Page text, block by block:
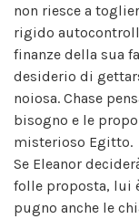
non riesce a
rigido
finanze della sua
desiderio di
noiosa. Chase
bisogno e le
misterioso Egitto.
Se Eleanor
folle proposta, lui
pugno anche le